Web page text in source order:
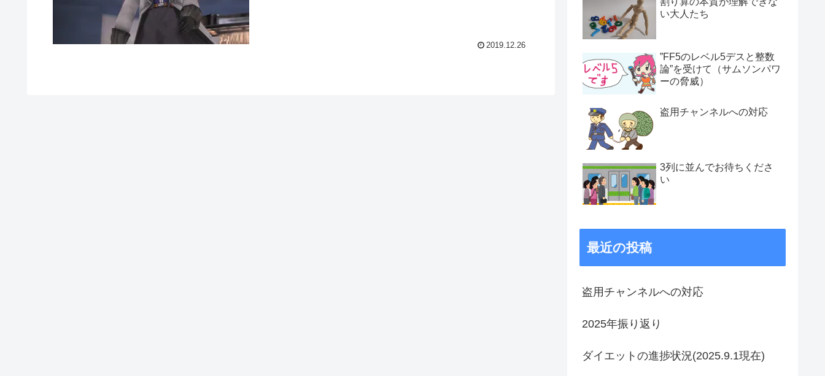
2019.12.26
い大人たち
”FF5のレベル5デスと整数
論”を受けて（サムソンパワ
ーの脅威）
盗用チャンネルへの対応
3列に並んでお待ちくださ
い
最近の投稿
盗用チャンネルへの対応
2025年振り返り
ダイエットの進捗状況(2025.9.1現在)